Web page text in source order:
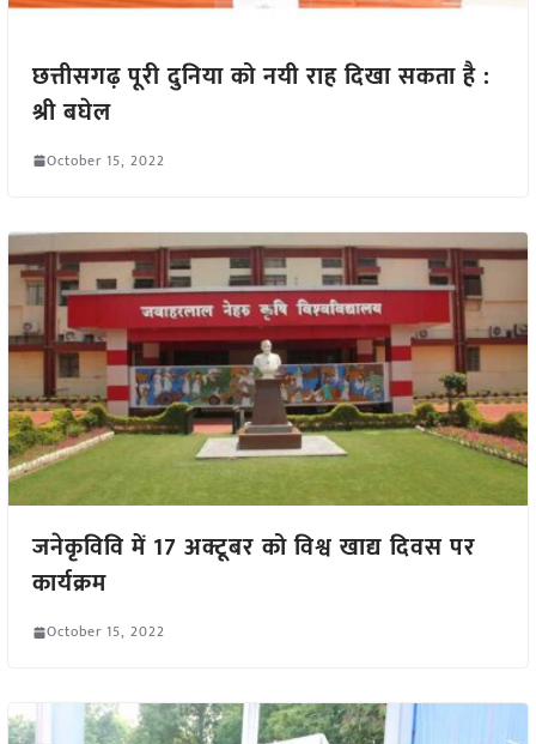
छत्तीसगढ़ पूरी दुनिया को नयी राह दिखा सकता है :
श्री बघेल
October 15, 2022
जनेकृविवि में 17 अक्टूबर को विश्व खाद्य दिवस पर
कार्यक्रम
October 15, 2022